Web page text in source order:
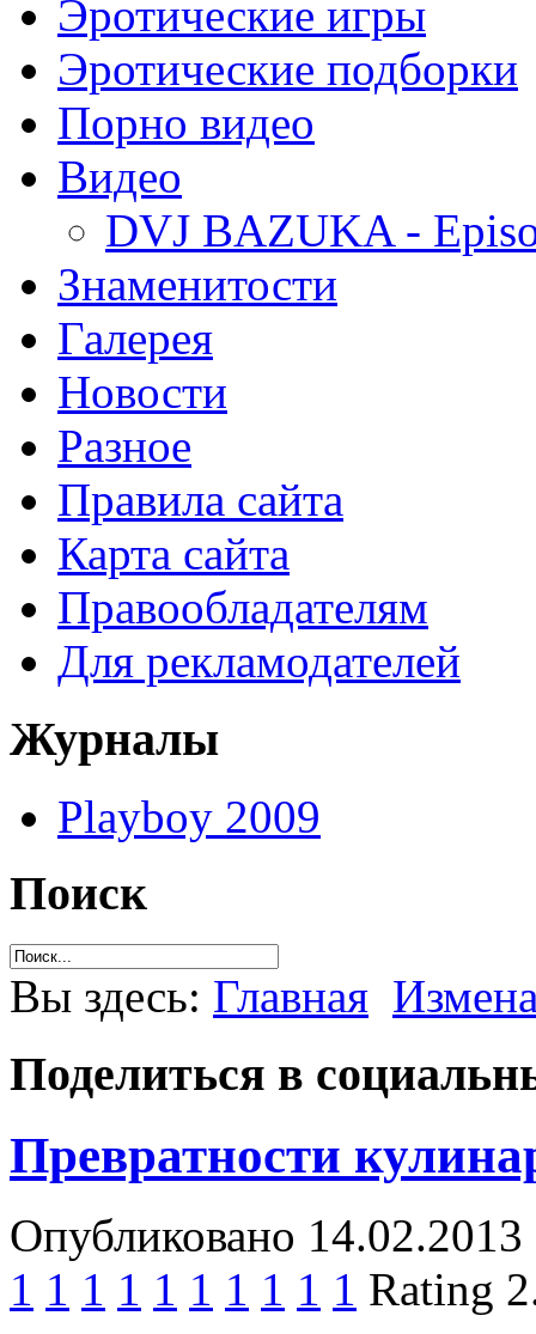
Эротические игры
Эротические подборки
Порно видео
Видео
DVJ BAZUKA -
Знаменитости
Галерея
Новости
Разное
Правила сайта
Карта сайта
Правообладателям
Для рекламодателей
Журналы
Playboy 2009
Поиск
Вы здесь: Главная
Поделиться в
Превратности
Опубликовано
1 1 1 1 1 1 1 1 1 1 Rating